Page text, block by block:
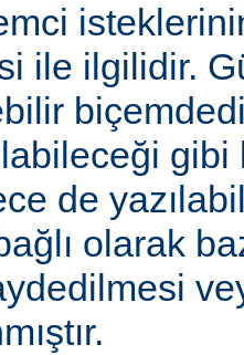
ile ilgilidir.
de
olarak